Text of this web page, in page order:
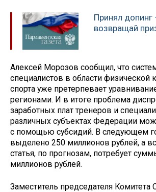
Принял допинг
возвращай
Алексей Морозов сообщил, что
специалистов в области физической
спорта уже претерпевает
регионами. И в итоге проблема
заработных плат тренеров и
различных субъектах Федерации
с помощью субсидий. В следующем
выделено 250 миллионов рублей, а
статья, по прогнозам, потребует
миллионов рублей.
Заместитель председателя Комитета